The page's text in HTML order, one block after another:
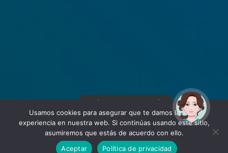
Usamos cookies para asegurar que te damos la mejor
experiencia en nuestra web. Si continúas usando este sitio,
asumiremos que estás de acuerdo con ello.
Aceptar
Política de privacidad
¡Hola! Soy Noy. ¿Puedo
ayudarte?